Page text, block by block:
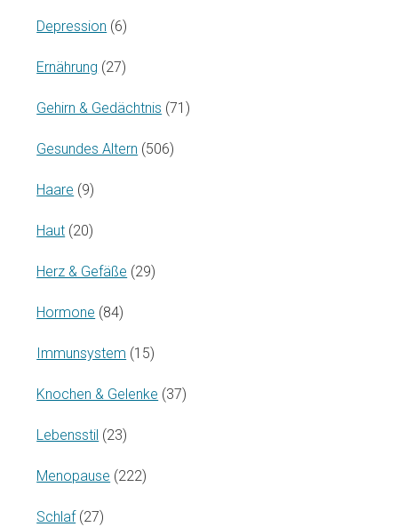
Depression (6)
Ernährung (27)
Gehirn & Gedächtnis (71)
Gesundes Altern (506)
Haare (9)
Haut (20)
Herz & Gefäße (29)
Hormone (84)
Immunsystem (15)
Knochen & Gelenke (37)
Lebensstil (23)
Menopause (222)
Schlaf (27)